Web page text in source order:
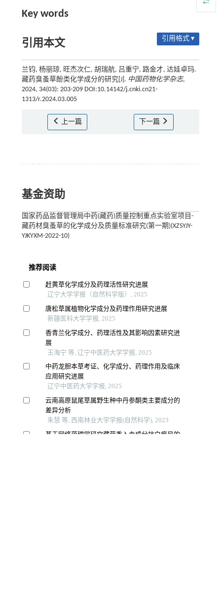
Key words
引用本文 引用格式 ▾
兰钧, 杨丽琼, 旺杰次仁, 胡瑞航, 吕重宁, 路金才, 达娃卓玛.
藏药臭蚤草酚类化学成分的研究[J]. 中国药物化学杂志,
2024, 34(03): 203-209 DOI:10.14142/j.cnki.cn21-
1313/r.2024.03.005
上一篇 下一篇
基金资助
国家药品监督管理局中药(藏药)质量控制重点实验室项目-
藏药材臭蚤草的化学成分及质量标准研究(第一期)(XZSYJY-
YJKYXM-2022-10)